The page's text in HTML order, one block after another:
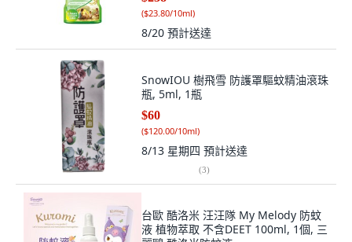
($23.80/10ml)
8/20 預計送達
SnowIOU 樹飛雪 防護罩驅蚊精油滾珠
瓶, 5ml, 1瓶
$60
($120.00/10ml)
8/13 星期四 預計送達
(3)
台歐 酷洛米 汪汪隊 My Melody 防蚊
液 植物萃取 不含DEET 100ml, 1個, 三